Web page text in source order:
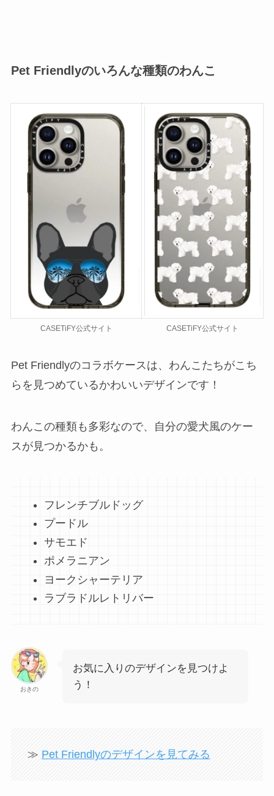
Pet Friendlyのいろんな種類のわんこ
CASETiFY公式サイト CASETiFY公式サイト
Pet Friendlyのコラボケースは、わんこたちがこち
らを見つめているかわいいデザインです！
わんこの種類も多彩なので、自分の愛犬風のケー
スが見つかるかも。
フレンチブルドッグ
プードル
サモエド
ポメラニアン
ヨークシャーテリア
ラブラドルレトリバー
おきの
お気に入りのデザインを見つけよ
う！
≫ Pet Friendlyのデザインを見てみる